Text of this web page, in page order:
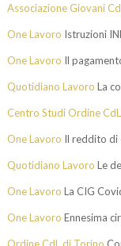
Associazione Giovani
One Lavoro Istruzioni
One Lavoro Il
Quotidiano Lavoro La
Centro Studi Ordine
One Lavoro Il reddito di
Quotidiano Lavoro Le
One Lavoro La CIG
One Lavoro Ennesima
Ordine CdL di Torino